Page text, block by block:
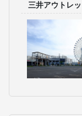
三井アウトレ